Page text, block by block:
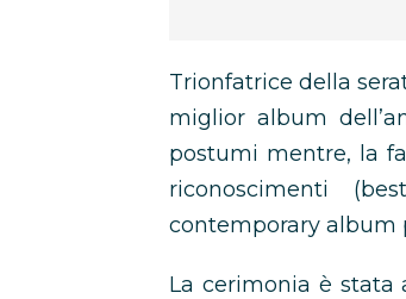
Trionfatrice della
miglior album
postumi mentre, la
riconoscimenti
contemporary album
La cerimonia è stata